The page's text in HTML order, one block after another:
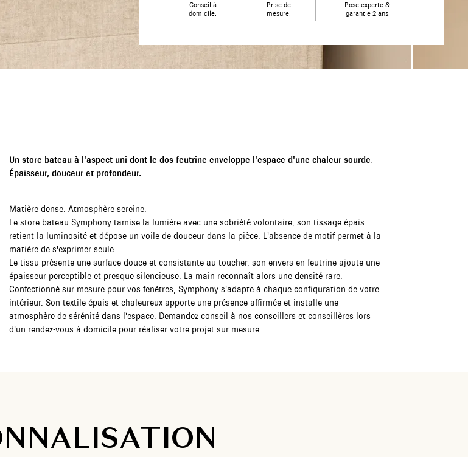
Conseil à
domicile.
Prise de
mesure.
Pose experte &
garantie 2 ans.
Un store bateau à l'aspect uni dont le dos feutrine enveloppe l'espace d'une chaleur sourde.
Épaisseur, douceur et profondeur.
Matière dense. Atmosphère sereine.
Le store bateau Symphony tamise la lumière avec une sobriété volontaire, son tissage épais
retient la luminosité et dépose un voile de douceur dans la pièce. L'absence de motif permet à la
matière de s'exprimer seule.
Le tissu présente une surface douce et consistante au toucher, son envers en feutrine ajoute une
épaisseur perceptible et presque silencieuse. La main reconnaît alors une densité rare.
Confectionné sur mesure pour vos fenêtres, Symphony s'adapte à chaque configuration de votre
intérieur. Son textile épais et chaleureux apporte une présence affirmée et installe une
atmosphère de sérénité dans l'espace. Demandez conseil à nos conseillers et conseillères lors
d'un rendez-vous à domicile pour réaliser votre projet sur mesure.